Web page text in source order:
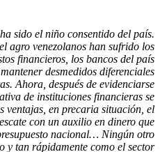
sido el niño consentido del país.
agro venezolanos han sufrido los
financieros, los bancos del país
desmedidos diferenciales
Ahora, después de evidenciarse
de instituciones financieras se
ventajas, en precaria situación, el
con un auxilio en dinero que
nacional… Ningún otro
y tan rápidamente como el sector